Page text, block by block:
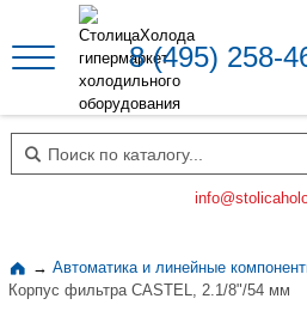
8 (495) 258-
Поиск по каталогу
→ Автоматика и линейные
Корпус фильтра CASTEL, 2.1/8"/54 мм